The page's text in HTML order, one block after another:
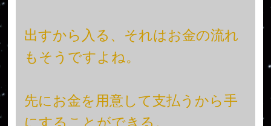
出すから入る、それはお金の流れ
もそうですよね。
先にお金を用意して支払うから手
にすることができる。